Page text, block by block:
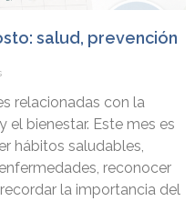
salud, prevención
relacionadas con la
el bienestar. Este mes es
hábitos saludables,
reconocer
la importancia del